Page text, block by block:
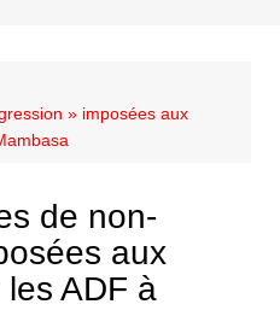
» imposées aux
de non-
aux
ADF à